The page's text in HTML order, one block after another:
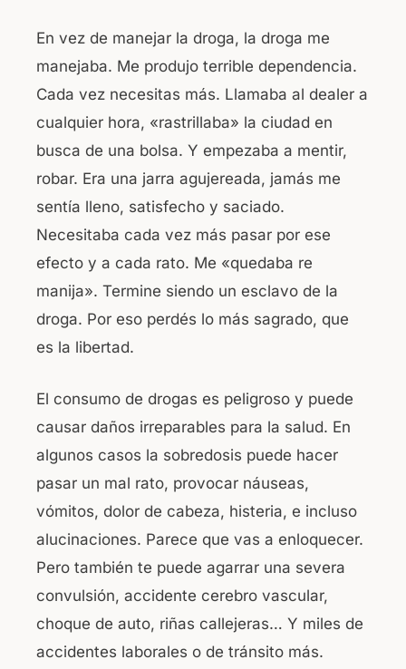
En vez de manejar la droga, la droga me
manejaba. Me produjo terrible dependencia.
Cada vez necesitas más. Llamaba al dealer a
cualquier hora, «rastrillaba» la ciudad en
busca de una bolsa. Y empezaba a mentir,
robar. Era una jarra agujereada, jamás me
sentía lleno, satisfecho y saciado.
Necesitaba cada vez más pasar por ese
efecto y a cada rato. Me «quedaba re
manija». Termine siendo un esclavo de la
droga. Por eso perdés lo más sagrado, que
es la libertad.
El consumo de drogas es peligroso y puede
causar daños irreparables para la salud. En
algunos casos la sobredosis puede hacer
pasar un mal rato, provocar náuseas,
vómitos, dolor de cabeza, histeria, e incluso
alucinaciones. Parece que vas a enloquecer.
Pero también te puede agarrar una severa
convulsión, accidente cerebro vascular,
choque de auto, riñas callejeras… Y miles de
accidentes laborales o de tránsito más.